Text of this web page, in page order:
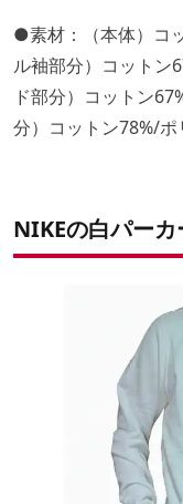
●素材：（本体）コ
ル袖部分）コットン
ド部分）コットン
分）コットン78%/
NIKEの白パー